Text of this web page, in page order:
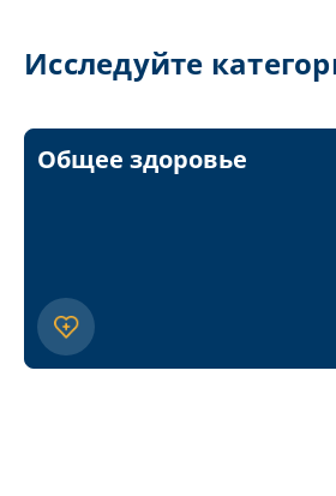
Исследуйте
Общее здоровье